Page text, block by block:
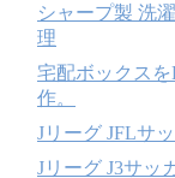
シャープ製 洗
理
宅配ボックスを
作。
Jリーグ JFLサ
Jリーグ J3サッ